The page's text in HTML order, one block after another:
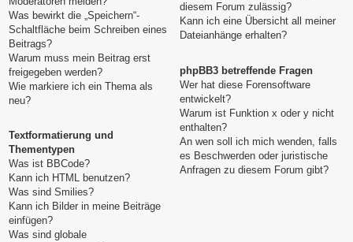
Was bewirkt die „Speichern“-
Schaltfläche beim Schreiben eines
Beitrags?
Warum muss mein Beitrag erst
freigegeben werden?
Wie markiere ich ein Thema als
neu?
Textformatierung und
Thementypen
Was ist BBCode?
Kann ich HTML benutzen?
Was sind Smilies?
Kann ich Bilder in meine Beiträge
einfügen?
Was sind globale
diesem Forum zulässig?
Kann ich eine Übersicht all meiner
Dateianhänge erhalten?
phpBB3 betreffende Fragen
Wer hat diese Forensoftware
entwickelt?
Warum ist Funktion x oder y nicht
enthalten?
An wen soll ich mich wenden, falls
es Beschwerden oder juristische
Anfragen zu diesem Forum gibt?